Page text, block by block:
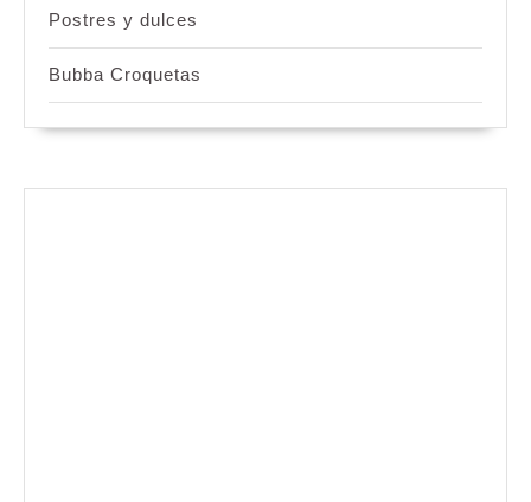
Postres y dulces
Bubba Croquetas